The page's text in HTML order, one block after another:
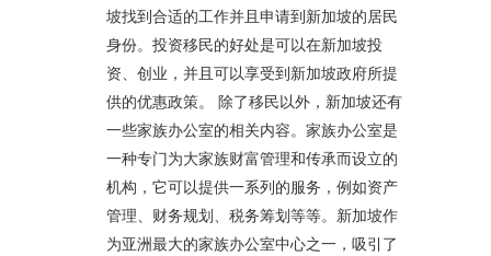
坡找到合适的工作并且申请到新加坡的居民
身份。投资移民的好处是可以在新加坡投
资、创业，并且可以享受到新加坡政府所提
供的优惠政策。 除了移民以外，新加坡还有
一些家族办公室的相关内容。家族办公室是
一种专门为大家族财富管理和传承而设立的
机构，它可以提供一系列的服务，例如资产
管理、财务规划、税务筹划等等。新加坡作
为亚洲最大的家族办公室中心之一，吸引了